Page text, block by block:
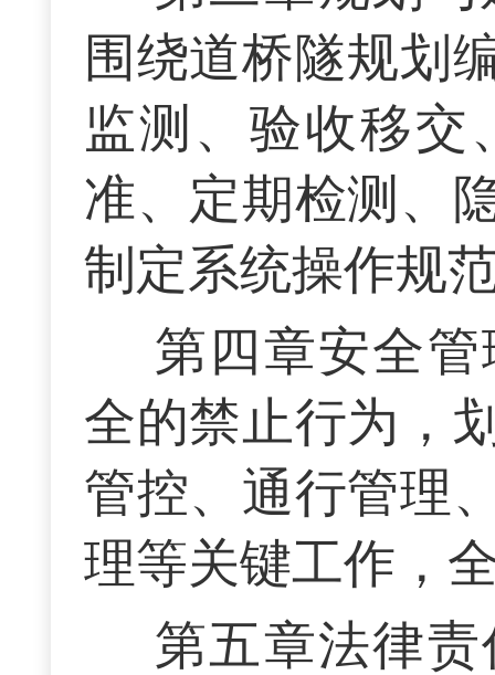
围绕道桥隧规划
监测、验收移交
准、定期检测、
制定系统操作规
第四章安全
全的禁止行为，
管控、通行管理
理等关键工作，
第五章法律